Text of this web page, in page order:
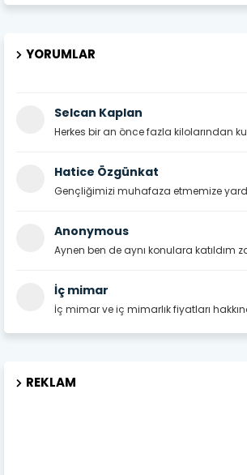
YORUMLAR
Selcan Kaplan
Herkes bir an önce fazla kilolarından
Hatice Özgünkat
Gençliğimizi muhafaza etmemize
Anonymous
Aynen ben de aynı konulara katıldım
İç mimar
İç mimar ve iç mimarlık fiyatları
REKLAM